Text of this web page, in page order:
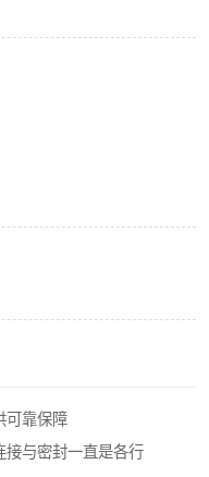
可靠保障
接与密封一直是各行